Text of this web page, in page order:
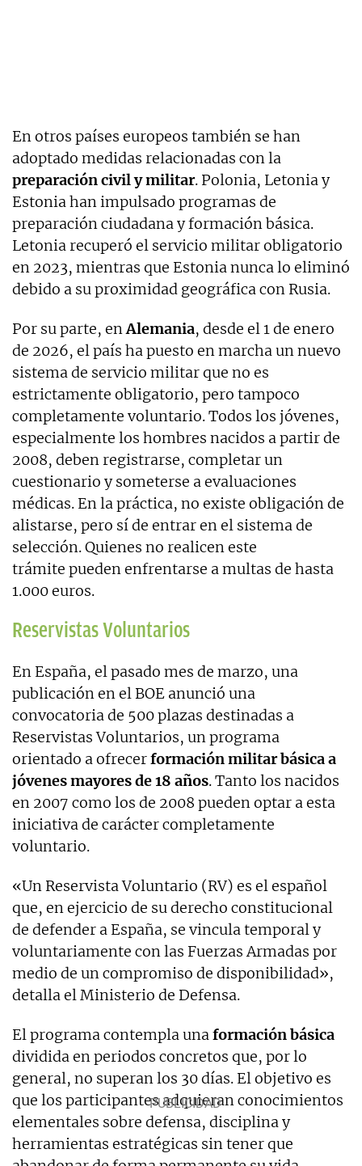
En otros países europeos también se han
adoptado medidas relacionadas con la
preparación civil y militar. Polonia, Letonia y
Estonia han impulsado programas de
preparación ciudadana y formación básica.
Letonia recuperó el servicio militar obligatorio
en 2023, mientras que Estonia nunca lo eliminó
debido a su proximidad geográfica con Rusia.
Por su parte, enAlemania, desde el 1 de enero
de 2026, el país ha puesto en marcha un nuevo
sistema de servicio militar que no es
estrictamente obligatorio, pero tampoco
completamente voluntario. Todos los jóvenes,
especialmente los hombres nacidos a partir de
2008, deben registrarse, completar un
cuestionario y someterse a evaluaciones
médicas. En la práctica, no existe obligación de
alistarse, pero sí de entrar en el sistema de
selección. Quienes no realicen este
trámite pueden enfrentarse a multas de hasta
1.000 euros.
Reservistas Voluntarios
En España, el pasado mes de marzo, una
publicación en el BOE anunció una
convocatoria de 500 plazas destinadas a
Reservistas Voluntarios, un programa
orientado a ofrecerformación militar básica a
jóvenes mayores de 18 años. Tanto los nacidos
en 2007 como los de 2008 pueden optar a esta
iniciativa de carácter completamente
voluntario.
«Un Reservista Voluntario (RV) es el español
que, en ejercicio de su derecho constitucional
de defender a España, se vincula temporal y
voluntariamente con las Fuerzas Armadas por
medio de un compromiso de disponibilidad»,
detalla el Ministerio de Defensa.
El programa contempla unaformación básica
dividida en periodos concretos que, por lo
general, no superan los 30 días. El objetivo es
que los participantes adquieran conocimientos
elementales sobre defensa, disciplina y
herramientas estratégicas sin tener que